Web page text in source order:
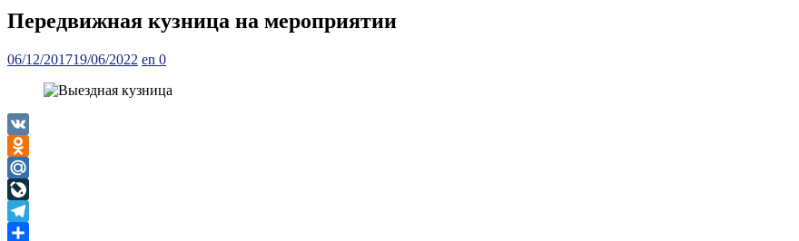
Передвижная кузница на мероприятии
Posted
06/12/201719/06/2022 Author
en 0
VK
Odnoklassniki
Mail.Ru
LiveJournal
Telegram